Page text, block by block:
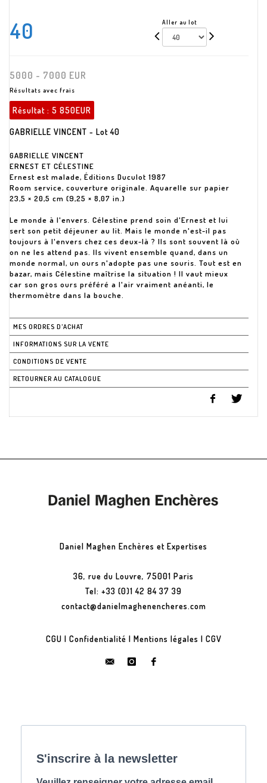
40 Aller au lot
5000 - 7000 EUR
Résultats avec frais
Résultat : 5 850EUR
GABRIELLE VINCENT - Lot 40
GABRIELLE VINCENT
ERNEST ET CÉLESTINE
Ernest est malade, Éditions Duculot 1987
Room service, couverture originale. Aquarelle sur papier
23,5 × 20,5 cm (9,25 × 8,07 in.)
Le monde à l'envers. Célestine prend soin d'Ernest et lui
sert son petit déjeuner au lit. Mais le monde n'est-il pas
toujours à l'envers chez ces deux-là ? Ils sont souvent là où
on ne les attend pas. Ils vivent ensemble quand, dans un
monde normal, un ours n'adopte pas une souris. Tout est en
bazar, mais Célestine maîtrise la situation ! Il vaut mieux
car son gros ours préféré a l'air vraiment anéanti, le
thermomètre dans la bouche.
MES ORDRES D'ACHAT
INFORMATIONS SUR LA VENTE
CONDITIONS DE VENTE
RETOURNER AU CATALOGUE
Daniel Maghen Enchères et Expertises
36, rue du Louvre, 75001 Paris
Tel: +33 (0)1 42 84 37 39
contact@danielmaghenencheres.com
CGU | Confidentialité | Mentions légales | CGV